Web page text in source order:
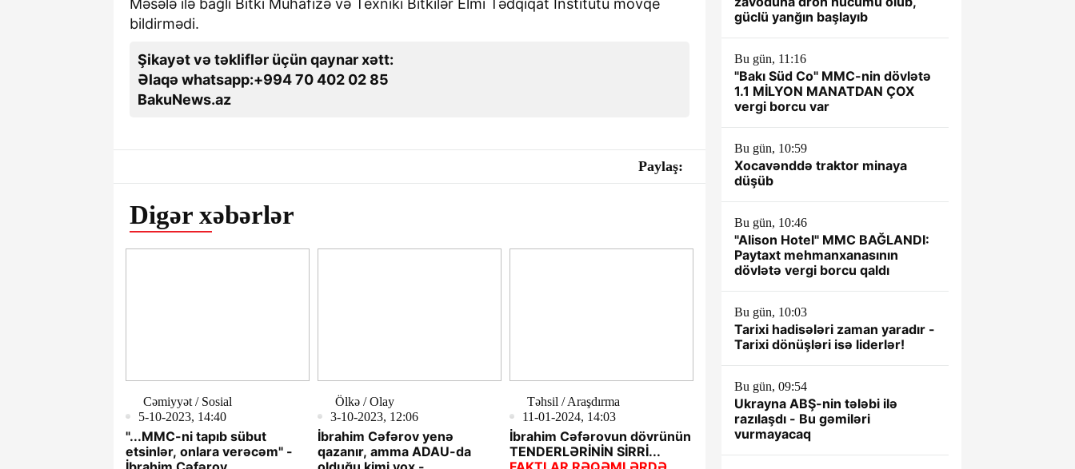
Məsələ ilə bağlı Bitki Mühafizə və Texniki Bitkilər Elmi Tədqiqat İnstitutu mövqe
bildirmədi.
Şikayət və təkliflər üçün qaynar xətt:
Əlaqə whatsapp:+994 70 402 02 85
BakuNews.az
Paylaş:
Digər xəbərlər
Cəmiyyət / Sosial
5-10-2023, 14:40
"...MMC-ni tapıb sübut
etsinlər, onlara verəcəm" -
Ölkə / Olay
3-10-2023, 12:06
İbrahim Cəfərov yenə
qazanır, amma ADAU-da
Təhsil / Araşdırma
11-01-2024, 14:03
İbrahim Cəfərovun dövrünün
TENDERLƏRİNİN SİRRİ...
güclü yanğın başlayıb
Bu gün, 11:16
"Bakı Süd Co" MMC-nin dövlətə
1.1 MİLYON MANATDAN ÇOX
vergi borcu var
Bu gün, 10:59
Xocavənddə traktor minaya
düşüb
Bu gün, 10:46
"Alison Hotel" MMC BAĞLANDI:
Paytaxt mehmanxanasının
dövlətə vergi borcu qaldı
Bu gün, 10:03
Tarixi hadisələri zaman yaradır -
Tarixi dönüşləri isə liderlər!
Bu gün, 09:54
Ukrayna ABŞ-nin tələbi ilə
razılaşdı - Bu gəmiləri
vurmayacaq